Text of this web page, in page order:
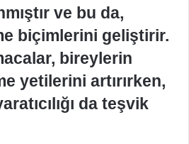
ve bu da,
biçimlerini geliştirir.
bireylerin
yetilerini artırırken,
da teşvik